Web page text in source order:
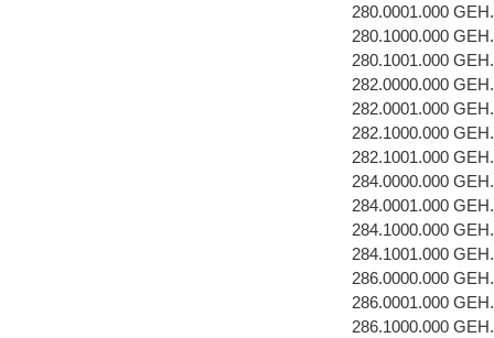
280.0001.000
280.1000.000
280.1001.000
282.0000.000
282.0001.000
282.1000.000
282.1001.000
284.0000.000
284.0001.000
284.1000.000
284.1001.000
286.0000.000
286.0001.000
286.1000.000